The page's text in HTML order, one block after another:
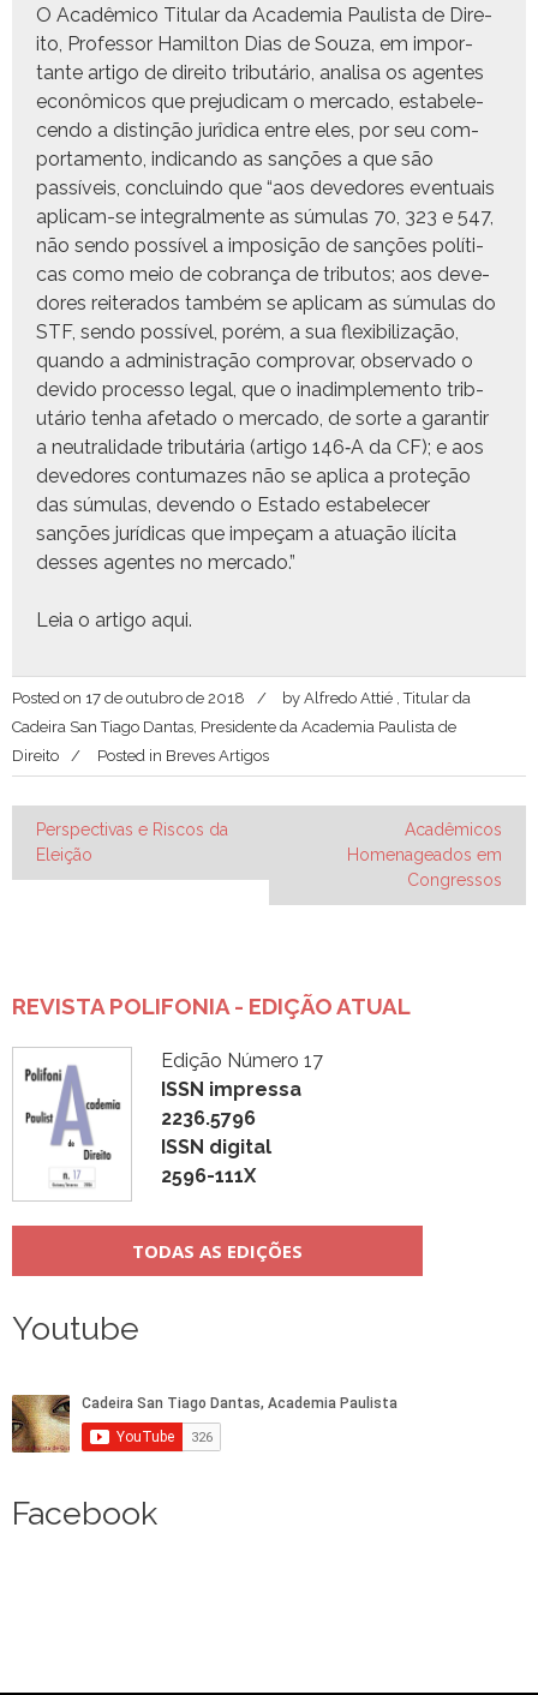
O Acadêmi­co Tit­u­lar da Acad­e­mia Paulista de Dire­
ito, Pro­fes­sor Hamil­ton Dias de Souza, em impor­
tante arti­go de dire­ito trib­utário, anal­isa os agentes
econômi­cos que prej­u­dicam o mer­ca­do, esta­b­ele­
cen­do a dis­tinção jurîdi­ca entre eles, por seu com­
por­ta­men­to, indi­can­do as sanções a que são
passíveis, con­cluin­do que “aos deve­dores even­tu­ais
apli­cam-se inte­gral­mente as súmu­las 70, 323 e 547,
não sendo pos­sív­el a imposição de sanções políti­
cas como meio de cobrança de trib­u­tos; aos deve­
dores reit­er­a­dos tam­bém se apli­cam as súmu­las do
STF, sendo pos­sív­el, porém, a sua flex­i­bi­liza­ção,
quan­do a admin­is­tração com­pro­var, obser­va­do o
dev­i­do proces­so legal, que o inadim­ple­men­to trib­
utário ten­ha afe­ta­do o mer­ca­do, de sorte a garan­tir
a neu­tral­i­dade trib­utária (arti­go 146‑A da CF); e aos
deve­dores con­tu­mazes não se apli­ca a pro­teção
das súmu­las, deven­do o Esta­do esta­b­ele­cer
sanções jurídi­cas que impeçam a atu­ação ilíci­ta
dess­es agentes no mercado.”
Leia o arti­go aqui.
Posted on 17 de outubro de 2018 by Alfredo Attié , Titular da
Cadeira San Tiago Dantas, Presidente da Academia Paulista de
Direito
Posted in Breves Artigos
Navegação
de
Perspectivas e Riscos da
Eleição
Acadêmicos
Homenageados em
Congressos
REVISTA POLIFONIA - EDIÇÃO ATUAL
Edição Número 17
ISSN impressa
2236.5796
ISSN digital
2596-111X
TODAS AS EDIÇÕES
Youtube
Facebook